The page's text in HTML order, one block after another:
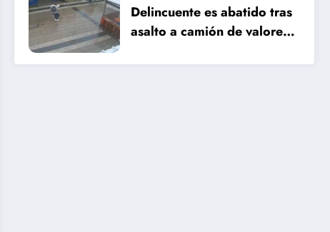
Delincuente es abatido tras
asalto a camión de valores